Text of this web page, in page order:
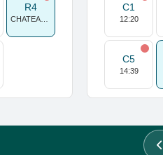
R4 C1
12:20
C5
14:39